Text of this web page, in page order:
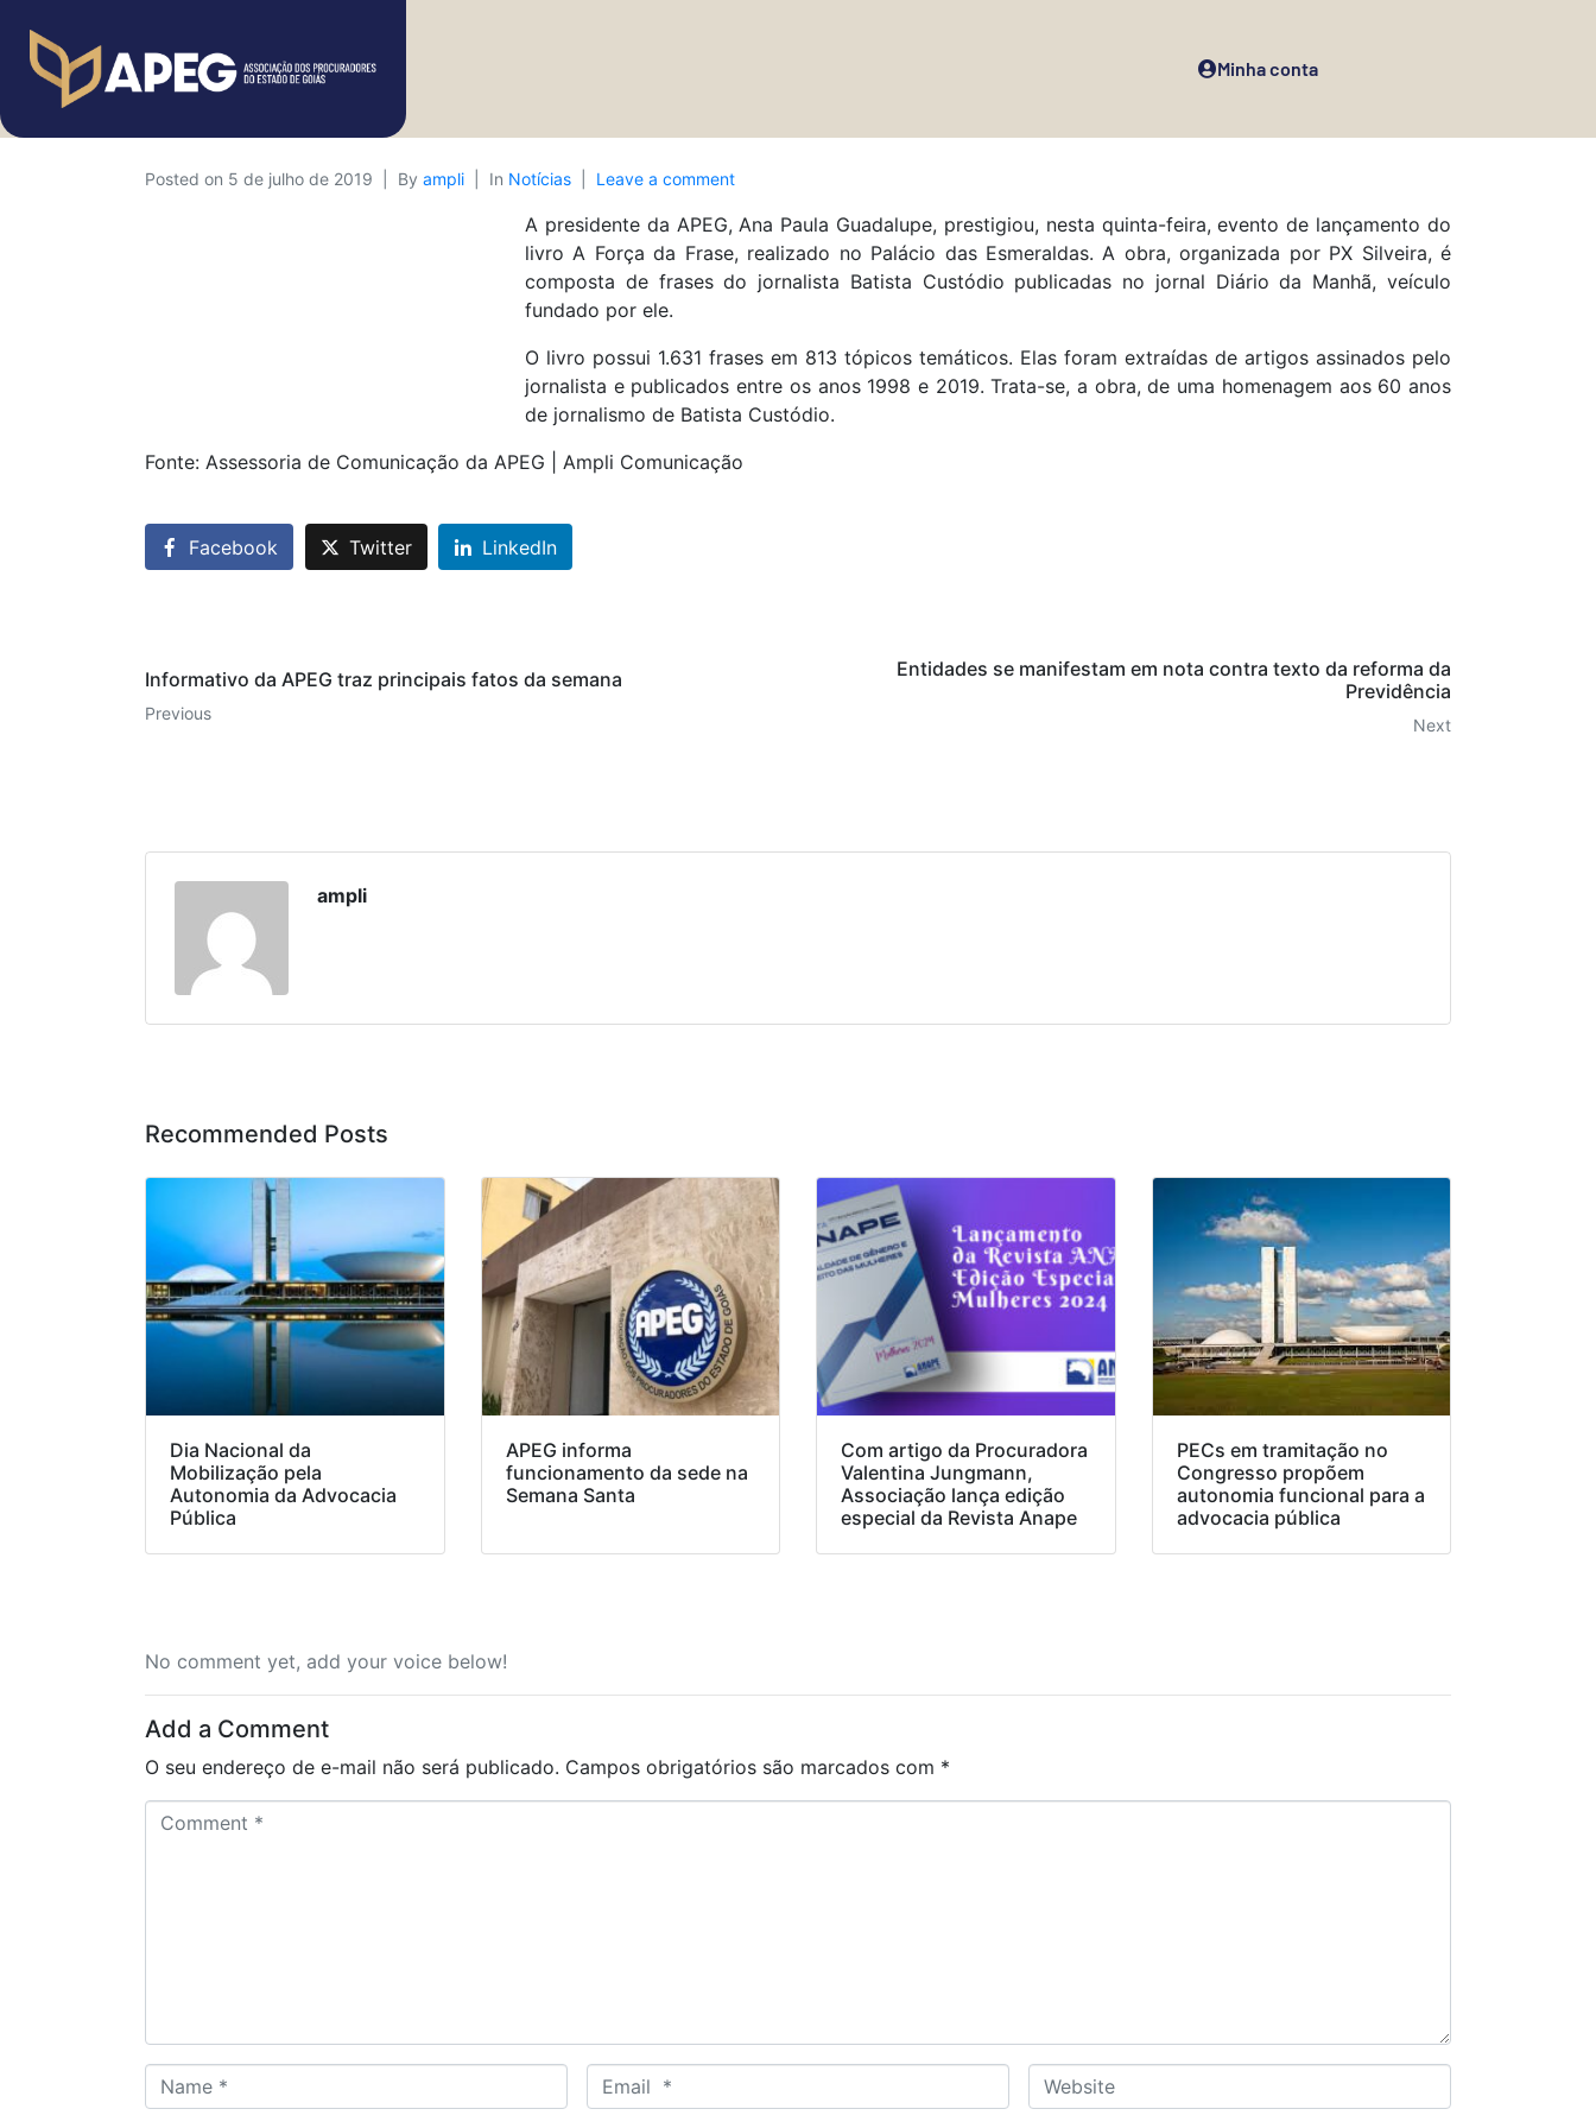
Minha conta
Posted on 5 de julho de 2019 By ampli In Notícias Leave a comment
A presidente da APEG, Ana Paula Guadalupe, prestigiou, nesta quinta-feira, evento de lançamento do
livro A Força da Frase, realizado no Palácio das Esmeraldas. A obra, organizada por PX Silveira, é
composta de frases do jornalista Batista Custódio publicadas no jornal Diário da Manhã, veículo
fundado por ele.
O livro possui 1.631 frases em 813 tópicos temáticos. Elas foram extraídas de artigos assinados pelo
jornalista e publicados entre os anos 1998 e 2019. Trata-se, a obra, de uma homenagem aos 60 anos
de jornalismo de Batista Custódio.
Fonte: Assessoria de Comunicação da APEG | Ampli Comunicação
Facebook Twitter LinkedIn
Informativo da APEG traz principais fatos da semana
Previous
Entidades se manifestam em nota contra texto da reforma da
Previdência
Next
ampli
Recommended Posts
Dia Nacional da
Mobilização pela
Autonomia da Advocacia
Pública
APEG informa
funcionamento da sede na
Semana Santa
Com artigo da Procuradora
Valentina Jungmann,
Associação lança edição
especial da Revista Anape
PECs em tramitação no
Congresso propõem
autonomia funcional para a
advocacia pública
No comment yet, add your voice below!
Add a Comment
O seu endereço de e-mail não será publicado. Campos obrigatórios são marcados com *
a
m
W
e